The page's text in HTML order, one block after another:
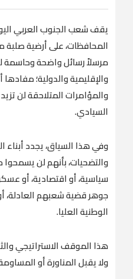
يقف شعب الجنوب العربي
المحافظات، على أرضية صلبة
مرسلاً رسائل واضحة وحاسمة
والإقليمية والدولية؛
والمؤامرات المتلاحقة لن
السيادي.
وفي هذا السياق، يجدد أبناء
والتضحيات، بأنهم لن يسمحوا
سياسية، أو اقتصادية، أو
جوهر قضية شعبهم
الوطنية العليا.
هذا الموقف الاستراتيجي
ولا يقبل المناورة أو